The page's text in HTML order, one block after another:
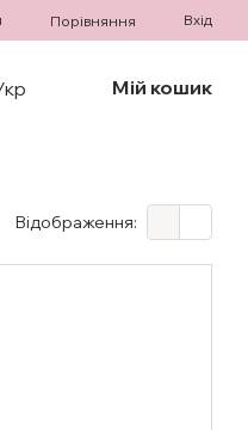
Порівняння Вхід
Мій кошик
Відображення: